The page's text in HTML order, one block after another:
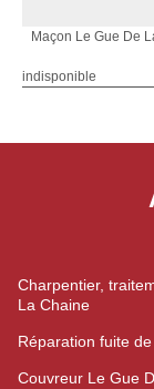
Maçon Le Gue De
indisponible
Charpentier,
La Chaine
Réparation fuite
Couvreur Le Gue